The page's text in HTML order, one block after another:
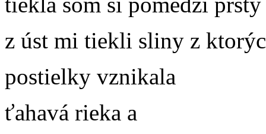
z úst mi tiekli sliny z
postielky vznikala
ťahavá rieka a